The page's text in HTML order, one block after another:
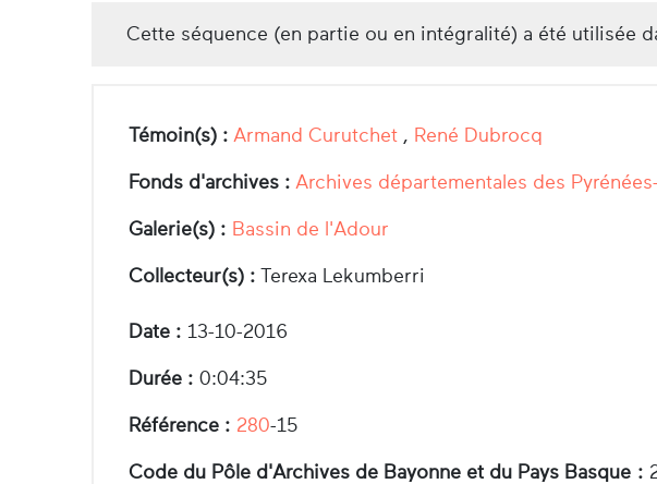
Cette séquence (en partie ou en intégralité) a été utilisée
Témoin(s) : Armand Curutchet , René Dubrocq
Fonds d'archives : Archives départementales des
Galerie(s) : Bassin de l'Adour
Collecteur(s) : Terexa Lekumberri
Date : 13-10-2016
Durée : 0:04:35
Référence : 280-15
Code du Pôle d'Archives de Bayonne et du Pays Basque :